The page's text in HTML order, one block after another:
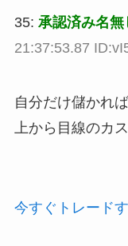
35: 承認済み名無
21:37:53.87
自分だけ儲かれ
上から目線のカ
今すぐトレードす